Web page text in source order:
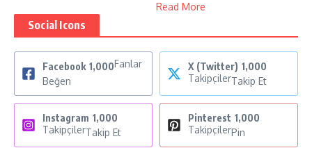
Read More
Social Icons
Facebook 1,000Fanlar
Beğen
X (Twitter) 1,000
TakipçilerTakip Et
Instagram 1,000
TakipçilerTakip Et
Pinterest 1,000
TakipçilerPin